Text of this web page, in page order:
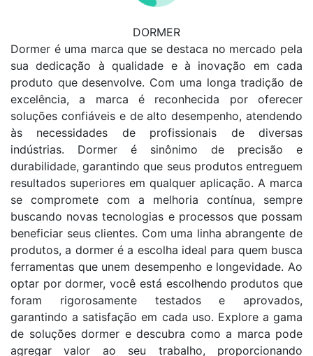
DORMER
Dormer é uma marca que se destaca no mercado pela
sua dedicação à qualidade e à inovação em cada
produto que desenvolve. Com uma longa tradição de
excelência, a marca é reconhecida por oferecer
soluções confiáveis e de alto desempenho, atendendo
às necessidades de profissionais de diversas
indústrias. Dormer é sinônimo de precisão e
durabilidade, garantindo que seus produtos entreguem
resultados superiores em qualquer aplicação. A marca
se compromete com a melhoria contínua, sempre
buscando novas tecnologias e processos que possam
beneficiar seus clientes. Com uma linha abrangente de
produtos, a dormer é a escolha ideal para quem busca
ferramentas que unem desempenho e longevidade. Ao
optar por dormer, você está escolhendo produtos que
foram rigorosamente testados e aprovados,
garantindo a satisfação em cada uso. Explore a gama
de soluções dormer e descubra como a marca pode
agregar valor ao seu trabalho, proporcionando